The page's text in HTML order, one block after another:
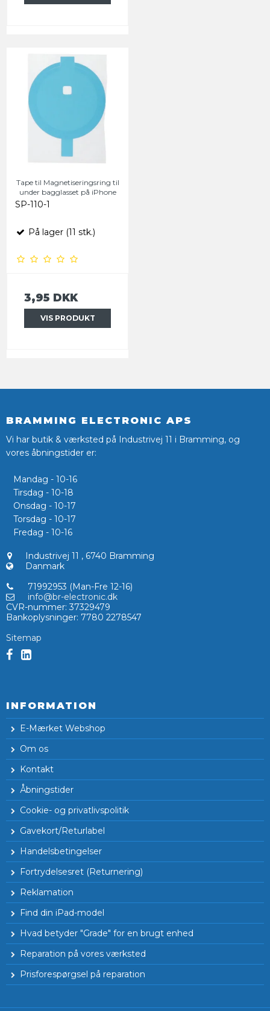
Tape til Magnetiseringsring til
under bagglasset på iPhone
SP-110-1
På lager (11 stk.)
3,95 DKK
VIS PRODUKT
BRAMMING ELECTRONIC APS
Vi har butik & værksted på Industrivej 11 i Bramming, og
vores åbningstider er:
Mandag - 10-16
Tirsdag - 10-18
Onsdag - 10-17
Torsdag - 10-17
Fredag - 10-16
Industrivej 11 , 6740 Bramming
Danmark
71992953 (Man-Fre 12-16)
info@br-electronic.dk
CVR-nummer: 37329479
Bankoplysninger: 7780 2278547
Sitemap
INFORMATION
E-Mærket Webshop
Om os
Kontakt
Åbningstider
Cookie- og privatlivspolitik
Gavekort/Returlabel
Handelsbetingelser
Fortrydelsesret (Returnering)
Reklamation
Find din iPad-model
Hvad betyder "Grade" for en brugt enhed
Reparation på vores værksted
Prisforespørgsel på reparation